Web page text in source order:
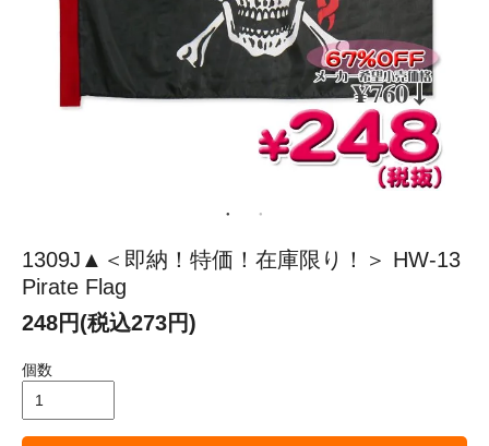
1309J▲＜即納！特価！在庫限り！＞ HW-13
Pirate Flag
248円(税込273円)
個数